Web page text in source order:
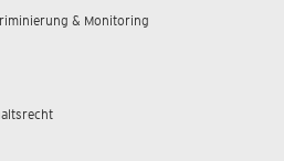
& Monitoring